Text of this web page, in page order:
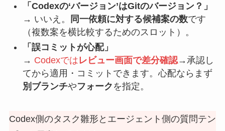
「Codexの‘バージョン’はGitのバージョン？」
→ いいえ。
同一依頼に対する候補案の数です
（複数案を横比較するためのスロット）。
「誤コミットが心配」
→ Codexではレビュー画面で差分確認→承認し
てから適用・コミットできます。心配ならまず
別ブランチやフォーク を指定。
Codex側のタスク雛形とエージェント側の質問テン